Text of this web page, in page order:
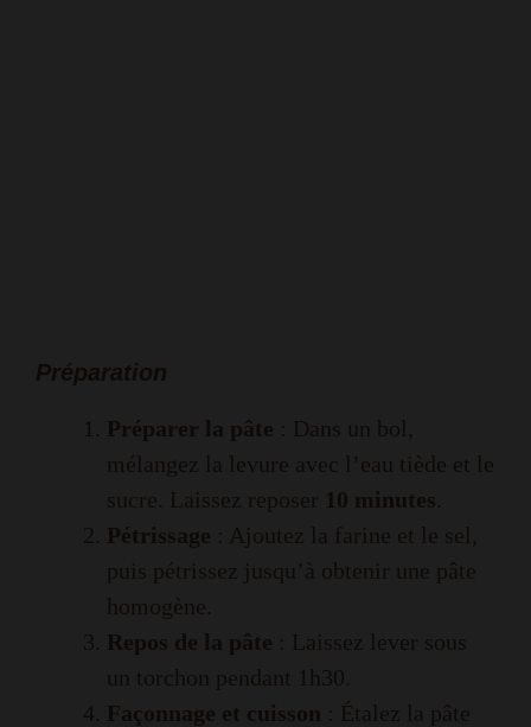
Préparation
Préparer la pâte : Dans un bol,
mélangez la levure avec l’eau tiède et le
sucre. Laissez reposer 10 minutes.
Pétrissage : Ajoutez la farine et le sel,
puis pétrissez jusqu’à obtenir une pâte
homogène.
Repos de la pâte : Laissez lever sous
un torchon pendant 1h30.
Façonnage et cuisson : Étalez la pâte